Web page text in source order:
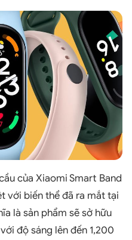
của Xiaomi Smart Band
với biến thể đã ra mắt tại
là sản phẩm sẽ sở hữu
độ sáng lên đến 1,200